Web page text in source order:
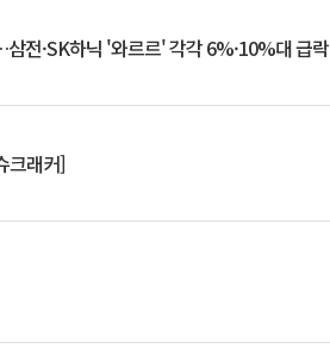
전·SK하닉 '와르르' 각각 6%·10%대 급락
크래커]